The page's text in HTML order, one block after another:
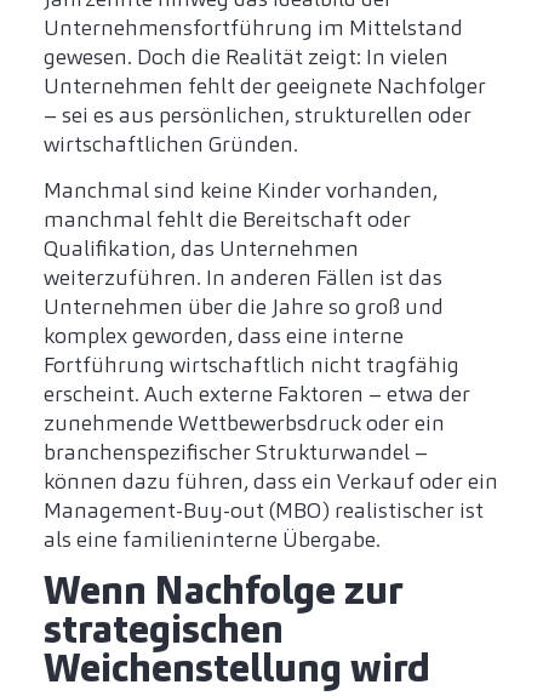
Unternehmensfortführung im Mittelstand
gewesen. Doch die Realität zeigt: In vielen
Unternehmen fehlt der geeignete Nachfolger
– sei es aus persönlichen, strukturellen oder
wirtschaftlichen Gründen.
Manchmal sind keine Kinder vorhanden,
manchmal fehlt die Bereitschaft oder
Qualifikation, das Unternehmen
weiterzuführen. In anderen Fällen ist das
Unternehmen über die Jahre so groß und
komplex geworden, dass eine interne
Fortführung wirtschaftlich nicht tragfähig
erscheint. Auch externe Faktoren – etwa der
zunehmende Wettbewerbsdruck oder ein
branchenspezifischer Strukturwandel –
können dazu führen, dass ein Verkauf oder ein
Management-Buy-out (MBO) realistischer ist
als eine familieninterne Übergabe.
Wenn Nachfolge zur
strategischen
Weichenstellung wird